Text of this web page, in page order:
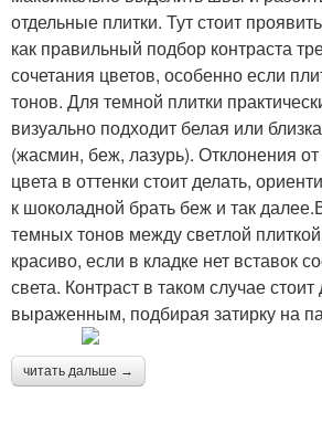
отдельные плитки. Тут стоит
как правильный подбор контраста
сочетания цветов, особенно если
тонов. Для темной плитки
визуально подходит белая или
(жасмин, беж, лазурь). Отклонения от
цвета в оттенки стоит делать,
к шоколадной брать беж и так
темных тонов между светлой
красиво, если в кладке нет вставок
света. Контраст в таком случае
выраженным, подбирая затирку на
читать дальше →